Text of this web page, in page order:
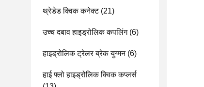
थ्रेडेड क्विक कनेक्ट(21)
उच्च दबाव हाइड्रोलिक कपलिंग(6)
हाइड्रोलिक ट्रेलर ब्रेक युग्मन(6)
हाई फ्लो हाइड्रोलिक क्विक कप्लर्स